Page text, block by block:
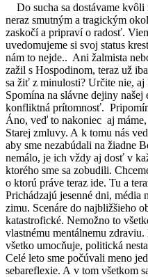
Do sucha sa dostávame kvôli
neraz smutným a tragickým
zaskočí a pripraví o radosť.
uvedomujeme si svoj status
nám to nejde.. Ani žalmista
zažil s Hospodinom, teraz už
sa žiť z minulosti? Určite nie, aj
Spomína na slávne dejiny
konfliktná prítomnosť.
Áno, veď to nakoniec aj
Starej zmluvy. A k tomu nás
aby sme nezabúdali na žiadne
nemálo, je ich vždy aj dosť v
ktorého sme sa zobudili.
o ktorú práve teraz ide. Tu a
Prichádzajú jesenné dni, média
zimu. Scenáre do najbližšieho
katastrofické. Nemožno to
vlastnému mentálnemu
všetko umocňuje, politická
Celé leto sme počúvali meno
sebareflexie. A v tom všetkom